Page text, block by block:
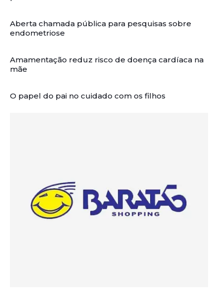
Aberta chamada pública para pesquisas sobre
endometriose
Amamentação reduz risco de doença cardíaca na
mãe
O papel do pai no cuidado com os filhos
Artigos Relacionados: